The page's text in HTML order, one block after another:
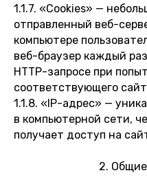
1.1.7. «Cookies» —
отправленный веб-
компьютере
веб-браузер каждый
HTTP-запросе при
соответствующего
1.1.8. «IP-адрес» —
в компьютерной сети,
получает доступ на
2.